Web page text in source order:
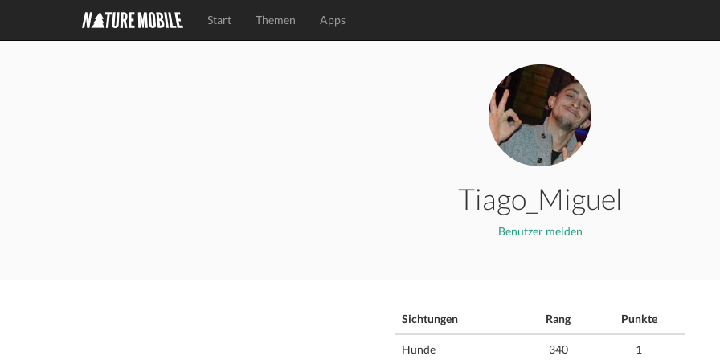
Start Themen Apps
Tiago_Miguel
Benutzer melden
Sichtungen Rang Punkte
Hunde 340 1